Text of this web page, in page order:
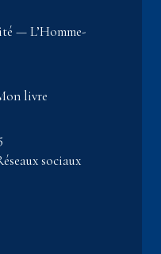
— L’Homme-
livre
sociaux